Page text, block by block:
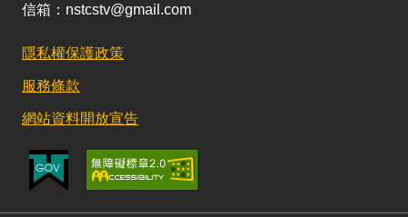
信箱：nstcstv@gmail.com
隱私權保護政策
服務條款
網站資料開放宣告